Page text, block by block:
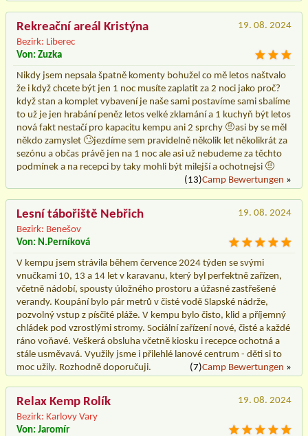
Rekreační areál Kristýna
Bezirk: Liberec
19. 08. 2024
Von: Zuzka
Nikdy jsem nepsala špatně komenty bohužel co mě letos naštvalo
že i když chcete být jen 1 noc musíte zaplatit za 2 noci jako proč?
když stan a komplet vybavení je naše sami postavíme sami sbalíme
to už je jen hrabání peněz letos velké zklamání a 1 kuchyň být letos
nová fakt nestačí pro kapacitu kempu ani 2 sprchy 🤨asi by se měl
někdo zamyslet 🙄jezdíme sem pravidelně několik let několikrát za
sezónu a občas právě jen na 1 noc ale asi už nebudeme za těchto
podmínek a na recepci by taky mohli být milejší a ochotnejsi 🤨
(13)Camp Bewertungen »
Lesní tábořiště Nebřich
Bezirk: Benešov
19. 08. 2024
Von: N.Perníková
V kempu jsem strávila během července 2024 týden se svými
vnučkami 10, 13 a 14 let v karavanu, který byl perfektně zařízen,
včetně nádobí, spousty úložného prostoru a úžasné zastřešené
verandy. Koupání bylo pár metrů v čisté vodě Slapské nádrže,
pozvolný vstup z písčité pláže. V kempu bylo čisto, klid a příjemný
chládek pod vzrostlými stromy. Sociální zařízení nové, čisté a každé
ráno voňavé. Veškerá obsluha včetně kiosku i recepce ochotná a
stále usměvavá. Využily jsme i přilehlé lanové centrum - děti si to
moc užily. Rozhodně doporučuji.
(7)Camp Bewertungen »
Relax Kemp Rolík
Bezirk: Karlovy Vary
19. 08. 2024
Von: Jaromír